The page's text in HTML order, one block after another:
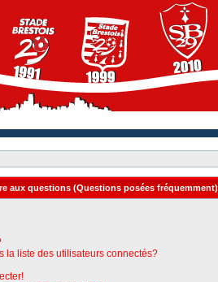
aux questions (Questions posées fréquemment)
la liste des utilisateurs connectés?